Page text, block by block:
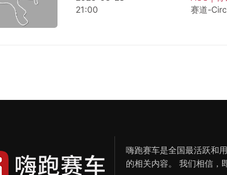
21:00
赛道-
嗨跑赛车是全国最活跃和
的相关内容。 我们相信，